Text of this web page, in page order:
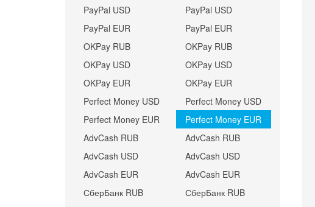
PayPal USD
PayPal EUR
OKPay RUB
OKPay USD
OKPay EUR
Perfect Money USD
Perfect Money EUR
AdvCash RUB
AdvCash USD
AdvCash EUR
СберБанк RUB
PayPal USD
PayPal EUR
OKPay RUB
OKPay USD
OKPay EUR
Perfect Money USD
Perfect Money EUR
AdvCash RUB
AdvCash USD
AdvCash EUR
СберБанк RUB